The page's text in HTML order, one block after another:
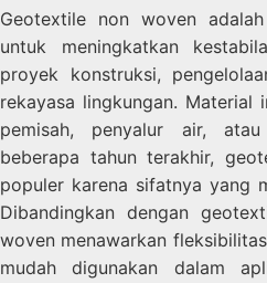
Geotextile non woven
untuk meningkatkan
proyek konstruksi,
rekayasa lingkungan. Material
pemisah, penyalur air,
beberapa tahun terakhir,
populer karena sifatnya yang
Dibandingkan dengan
woven menawarkan
mudah digunakan dalam